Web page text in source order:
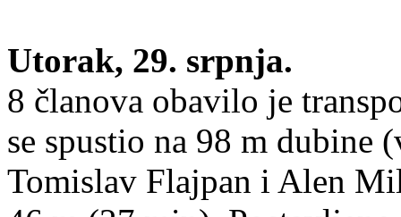
Utorak, 29. srpnja.
8 članova obavilo je
se spustio na 98 m dubine
Tomislav Flajpan i Alen